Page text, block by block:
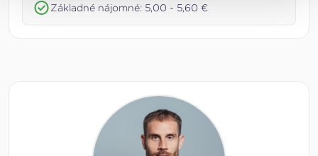
Základné nájomné: 5,00 - 5,60 €